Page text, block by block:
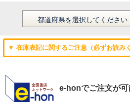
▼ 在庫表記に関するご注意（必ずお読み
e-honでご注文が